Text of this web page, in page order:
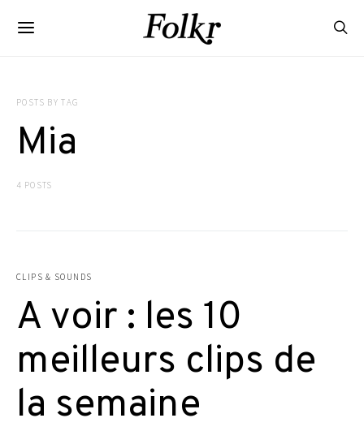
POSTS BY TAG
Mia
4 POSTS
CLIPS & SOUNDS
A voir : les 10
meilleurs clips de
la semaine